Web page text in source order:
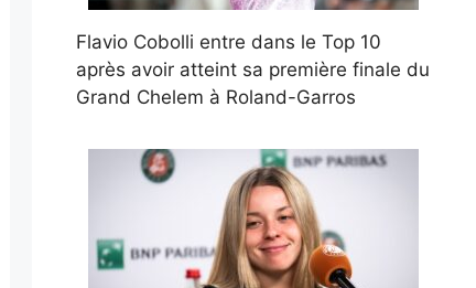
Flavio Cobolli entre dans le Top 10
après avoir atteint sa première finale du
Grand Chelem à Roland-Garros